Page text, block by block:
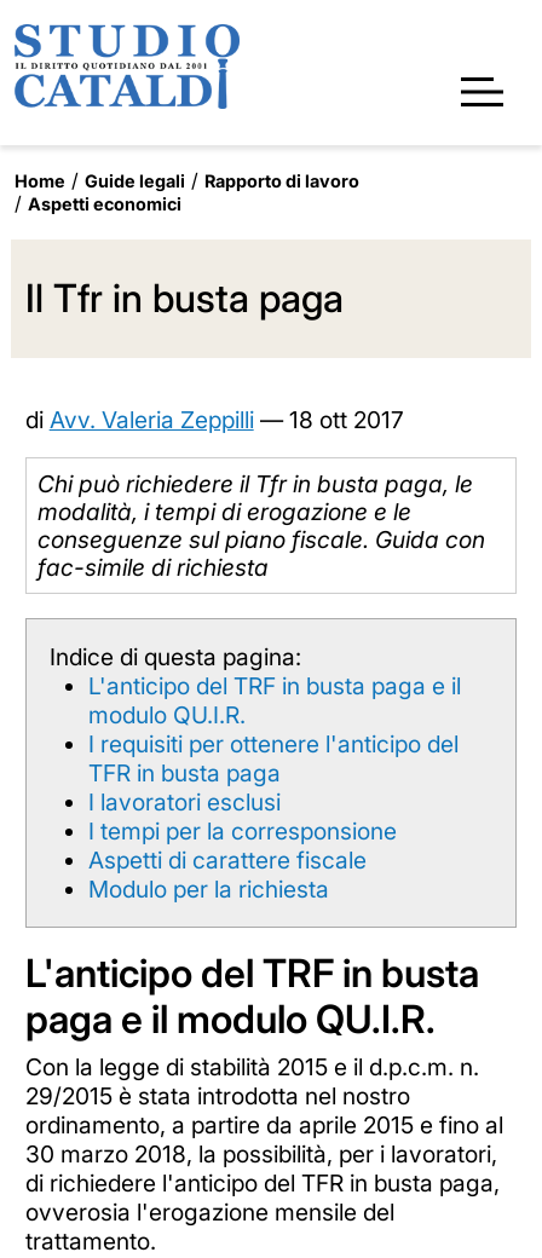
Home Guide legali
Rapporto di lavoro
Aspetti economici
Il Tfr in busta paga
di Avv. Valeria Zeppilli—18 ott 2017
Chi può richiedere il Tfr in busta paga, le
modalità, i tempi di erogazione e le
conseguenze sul piano fiscale. Guida con
fac-simile di richiesta
Indice di questa pagina:
L'anticipo del TRF in busta paga e il
modulo QU.I.R.
I requisiti per ottenere l'anticipo del
TFR in busta paga
I lavoratori esclusi
I tempi per la corresponsione
Aspetti di carattere fiscale
Modulo per la richiesta
L'anticipo del TRF in busta
paga e il modulo QU.I.R.
Con la legge di stabilità 2015 e il d.p.c.m. n.
29/2015 è stata introdotta nel nostro
ordinamento, a partire da aprile 2015 e fino al
30 marzo 2018, la possibilità, per i lavoratori,
di richiedere l'anticipo del TFR in busta paga,
ovverosia l'erogazione mensile del
trattamento.